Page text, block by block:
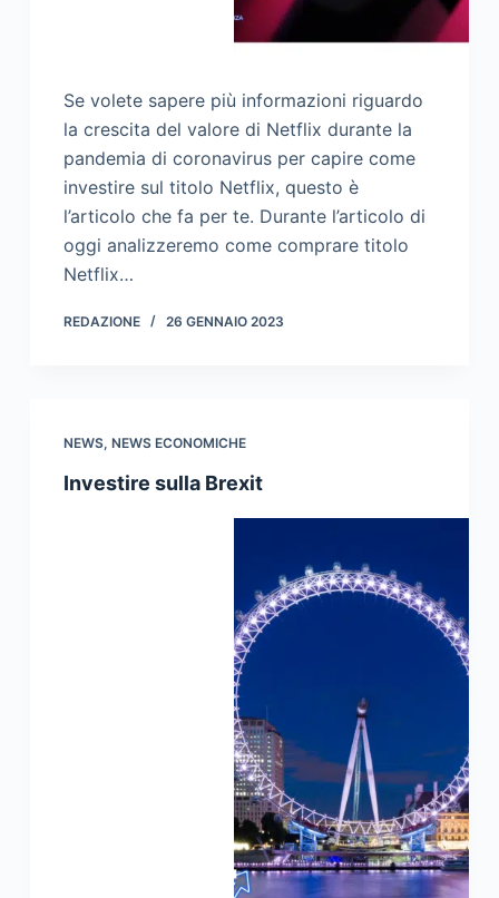
Se volete sapere più informazioni riguardo
la crescita del valore di Netflix durante la
pandemia di coronavirus per capire come
investire sul titolo Netflix, questo è
l’articolo che fa per te. Durante l’articolo di
oggi analizzeremo come comprare titolo
Netflix…
REDAZIONE 26 GENNAIO 2023
NEWS, NEWS ECONOMICHE
Investire sulla Brexit